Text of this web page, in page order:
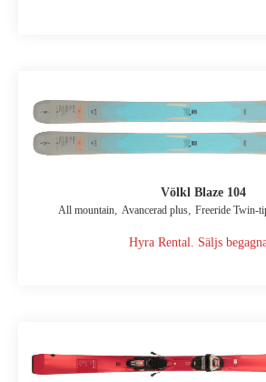
Völkl Blaze 104
All mountain Avancerad plus Freeride Twin-
Hyra Rental. Säljs